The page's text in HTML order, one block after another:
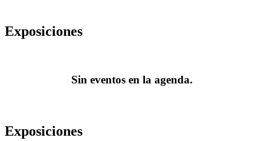
Exposiciones
Sin eventos en la agenda.
Exposiciones